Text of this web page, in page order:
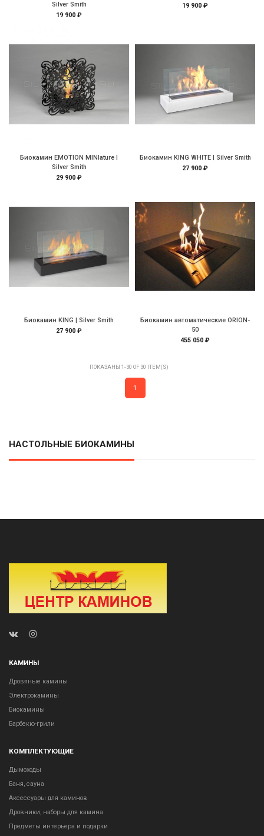
НАСТОЛЬНЫЕ БИОКАМИНЫ
Silver Smith
19 900 ₽
19 900 ₽
Биокамин EMOTION MINIature |
Silver Smith
29 900 ₽
Биокамин KING WHITE | Silver Smith
27 900 ₽
Биокамин KING | Silver Smith
27 900 ₽
Биокамин автоматические ORION-
50
455 050 ₽
ПОКАЗАНЫ 1-30 OF 30 ITEM(S)
1
КАМИНЫ
Дровяные камины
Электрокамины
Биокамины
Барбекю-грили
КОМПЛЕКТУЮЩИЕ
Дымоходы
Баня, сауна
Аксессуары для каминов
Дровники, наборы для камина
Предметы интерьера и подарки